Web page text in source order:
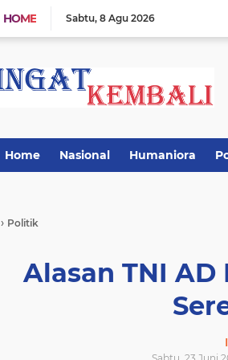
HOME Sabtu 8 Agu 2026
Home Nasional Humaniora
› Politik
Alasan TNI